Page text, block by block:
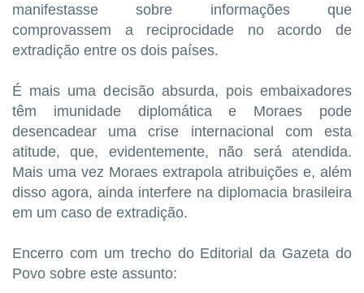
manifestasse sobre informações que
comprovassem a reciprocidade no acordo de
extradição entre os dois países.
É mais uma decisão absurda, pois embaixadores
têm imunidade diplomática e Moraes pode
desencadear uma crise internacional com esta
atitude, que, evidentemente, não será atendida.
Mais uma vez Moraes extrapola atribuições e, além
disso agora, ainda interfere na diplomacia brasileira
em um caso de extradição.
Encerro com um trecho do Editorial da Gazeta do
Povo sobre este assunto: